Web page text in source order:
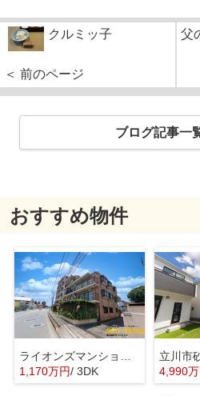
クルミッ子
＜ 前のページ
父
ブログ記事一
おすすめ物件
1,170万円/ 3DK
4,990万